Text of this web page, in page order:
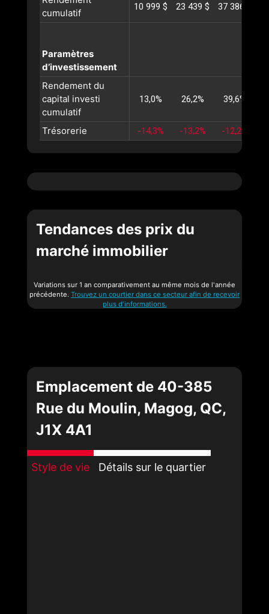
cumulatif
10 999 $ 23 439 $ 37 386 $
Paramètres
d’investissement
Rendement du
capital investi
cumulatif
13,0% 26,2% 39,6%
Trésorerie -14,3% -13,2% -12,2%
Tendances des prix du
marché immobilier
Variations sur 1 an comparativement au même mois de l'année
précédente. Trouvez un courtier dans ce secteur afin de recevoir
plus d'informations.
Emplacement de 40-385
Rue du Moulin, Magog, QC,
J1X 4A1
Style de vie Détails sur le quartier